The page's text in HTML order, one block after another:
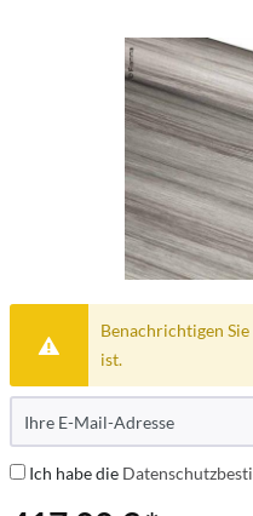
Benachrichtigen
ist.
Ich habe die